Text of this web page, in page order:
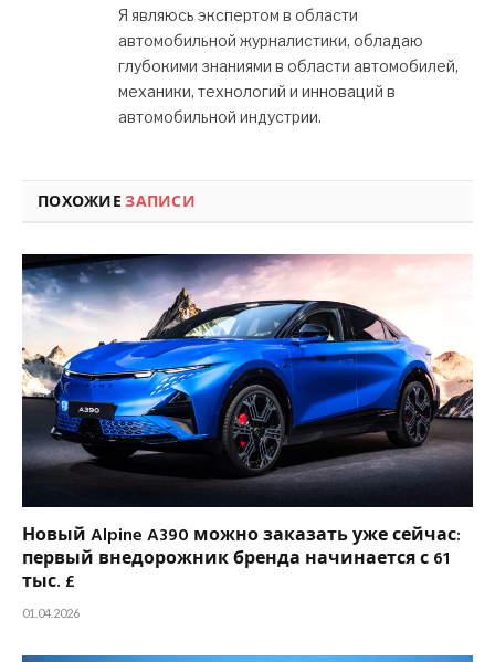
Я являюсь экспертом в области
автомобильной журналистики, обладаю
глубокими знаниями в области автомобилей,
механики, технологий и инноваций в
автомобильной индустрии.
ПОХОЖИЕЗАПИСИ
Новый Alpine A390 можно заказать уже сейчас:
первый внедорожник бренда начинается с 61
тыс. £
01.04.2026